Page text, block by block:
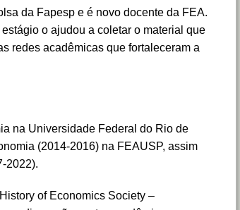
da Fapesp e é novo docente da FEA.
o ajudou a coletar o material que
redes acadêmicas que fortaleceram a
na Universidade Federal do Rio de
(2014-2016) na FEAUSP, assim
2022).
of Economics Society –